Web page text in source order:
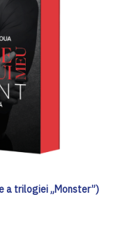
a trilogiei „Monster”)